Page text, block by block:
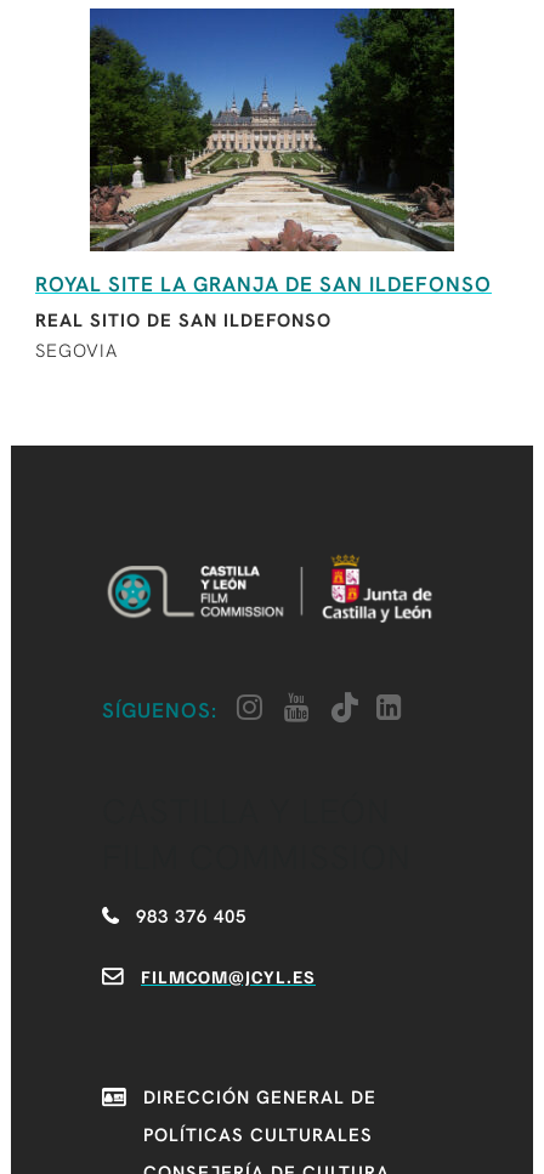
ROYAL SITE LA GRANJA DE SAN ILDEFONSO
REAL SITIO DE SAN ILDEFONSO
SEGOVIA
SÍGUENOS:
983 376 405
FILMCOM@JCYL.ES
DIRECCIÓN GENERAL DE
POLÍTICAS CULTURALES